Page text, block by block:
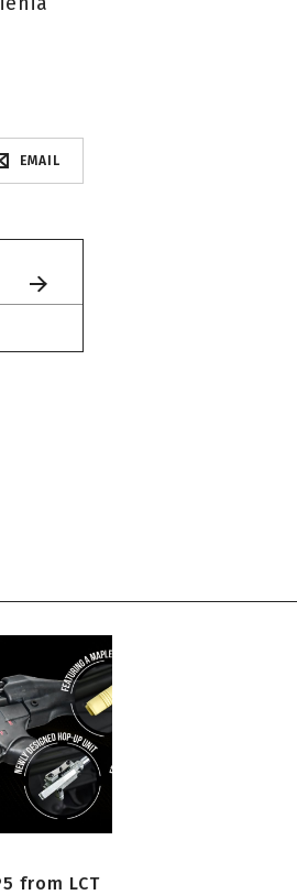
EMAIL
from LCT